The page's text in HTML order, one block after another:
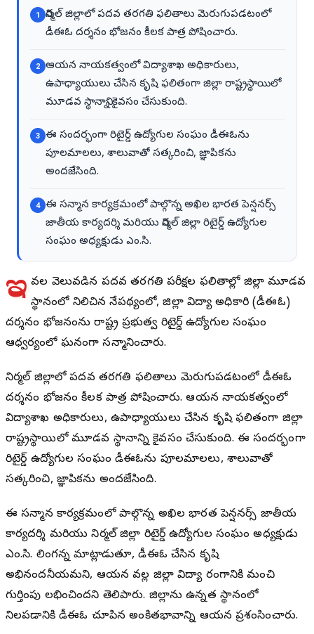
1
నిర్మల్ జిల్లాలో పదవ తరగతి ఫలితాలు మెరుగుపడటంలో
డీఈఓ దర్శనం భోజనం కీలక పాత్ర పోషించారు.
2
ఆయన నాయకత్వంలో విద్యాశాఖ అధికారులు,
ఉపాధ్యాయులు చేసిన కృషి ఫలితంగా జిల్లా రాష్ట్రస్థాయిలో
మూడవ స్థానాన్ని కైవసం చేసుకుంది.
3
ఈ సందర్భంగా రిటైర్డ్ ఉద్యోగుల సంఘం డీఈఓను
పూలమాలలు, శాలువాతో సత్కరించి, జ్ఞాపికను
అందజేసింది.
4
ఈ సన్మాన కార్యక్రమంలో పాల్గొన్న అఖిల భారత పెన్షనర్స్
జాతీయ కార్యదర్శి మరియు నిర్మల్ జిల్లా రిటైర్డ్ ఉద్యోగుల
సంఘం అధ్యక్షుడు ఎం.సి.
ఇ టీవల వెలువడిన పదవ తరగతి పరీక్షల ఫలితాల్లో జిల్లా మూడవ
స్థానంలో నిలిచిన నేపథ్యంలో, జిల్లా విద్యా అధికారి (డీఈఓ)
దర్శనం భోజనంను రాష్ట్ర ప్రభుత్వ రిటైర్డ్ ఉద్యోగుల సంఘం
ఆధ్వర్యంలో ఘనంగా సన్మానించారు.
నిర్మల్ జిల్లాలో పదవ తరగతి ఫలితాలు మెరుగుపడటంలో డీఈఓ
దర్శనం భోజనం కీలక పాత్ర పోషించారు. ఆయన నాయకత్వంలో
విద్యాశాఖ అధికారులు, ఉపాధ్యాయులు చేసిన కృషి ఫలితంగా జిల్లా
రాష్ట్రస్థాయిలో మూడవ స్థానాన్ని కైవసం చేసుకుంది. ఈ సందర్భంగా
రిటైర్డ్ ఉద్యోగుల సంఘం డీఈఓను పూలమాలలు, శాలువాతో
సత్కరించి, జ్ఞాపికను అందజేసింది.
ఈ సన్మాన కార్యక్రమంలో పాల్గొన్న అఖిల భారత పెన్షనర్స్ జాతీయ
కార్యదర్శి మరియు నిర్మల్ జిల్లా రిటైర్డ్ ఉద్యోగుల సంఘం అధ్యక్షుడు
ఎం.సి. లింగన్న మాట్లాడుతూ, డీఈఓ చేసిన కృషి
అభినందనీయమని, ఆయన వల్ల జిల్లా విద్యా రంగానికి మంచి
గుర్తింపు లభించిందని తెలిపారు. జిల్లాను ఉన్నత స్థానంలో
నిలపడానికి డీఈఓ చూపిన అంకితభావాన్ని ఆయన ప్రశంసించారు.